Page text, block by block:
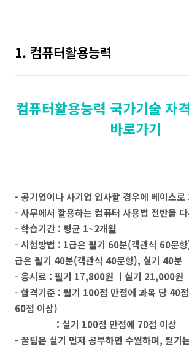
1. 컴퓨터활용능력
컴퓨터활용능력 국가기술 자
바로가기
- 공기업이나 사기업 입사할 경우에 베이스로
- 사무에서 활용하는 컴퓨터 사용법 전반을
- 학습기간 : 평균 1~2개월
- 시험방법 : 1급은 필기 60분(객관식 60문
급은 필기 40분(객관식 40문항), 실기 40분
- 응시료 : 필기 17,800원 ㅣ실기 21,000원
- 합격기준 : 필기 100점 만점에 과목 당 40
60점 이상)
: 실기 100점 만점에 70점 이상
- 꿀팁은 실기 먼저 공부하면 수월하며, 필기